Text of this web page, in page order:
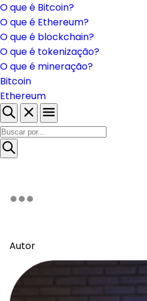
O que é Bitcoin?
O que é Ethereum?
O que é blockchain?
O que é tokenização?
O que é mineração?
Bitcoin
Ethereum
Autor